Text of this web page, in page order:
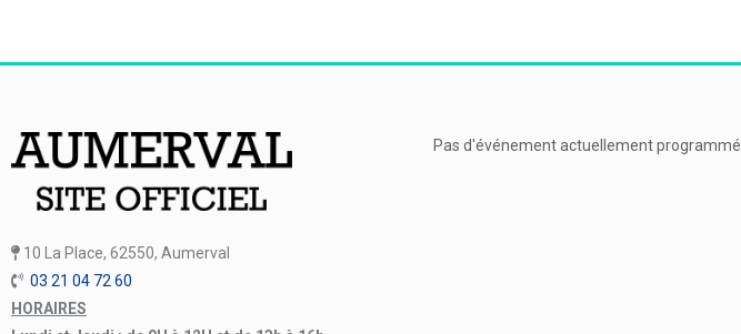
10 La Place, 62550, Aumerval
03 21 04 72 60
HORAIRES
Pas d'événement actuellement programmé.